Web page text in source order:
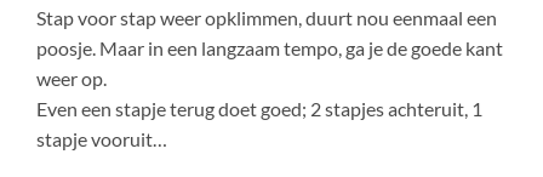
Stap voor stap weer opklimmen, duurt nou eenmaal een
poosje. Maar in een langzaam tempo, ga je de goede kant
weer op.
Even een stapje terug doet goed; 2 stapjes achteruit, 1
stapje vooruit…